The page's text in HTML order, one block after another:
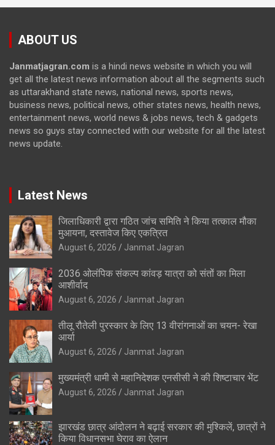
ABOUT US
Janmatjagran.com is a hindi news website in which you will
get all the latest news information about all the segments such
as uttarakhand state news, national news, sports news,
business news, political news, other states news, health news,
entertainment news, world news & jobs news, tech & gadgets
news so guys stay connected with our website for all the latest
news update.
Latest News
जिलाधिकारी द्वारा गठित जांच समिति ने किया तत्काल मौका
मुआयना, दस्तावेज किए एकत्रित
August 6, 2026 Janmat Jagran
2036 ओलंपिक संकल्प कांवड़ यात्रा को संतों का मिला
आशीर्वाद
August 6, 2026 Janmat Jagran
तीलू रौतेली पुरस्कार के लिए 13 वीरांगनाओं का चयन- रेखा
आर्या
August 6, 2026 Janmat Jagran
मुख्यमंत्री धामी से महानिदेशक एनसीसी ने की शिष्टाचार भेंट
August 6, 2026 Janmat Jagran
झारखंड छात्र आंदोलन ने बढ़ाई सरकार की मुश्किलें, छात्रों ने
किया विधानसभा घेराव का ऐलान